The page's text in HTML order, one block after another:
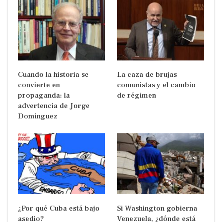
Cuando la historia se
convierte en
propaganda: la
advertencia de Jorge
Domínguez
La caza de brujas
comunistas y el cambio
de régimen
¿Por qué Cuba está bajo
asedio?
Si Washington gobierna
Venezuela, ¿dónde está